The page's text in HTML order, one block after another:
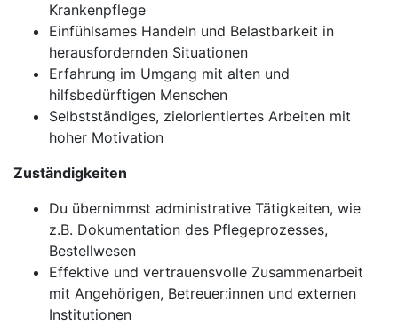
Krankenpflege
Einfühlsames Handeln und Belastbarkeit in
herausfordernden Situationen
Erfahrung im Umgang mit alten und
hilfsbedürftigen Menschen
Selbstständiges, zielorientiertes Arbeiten mit
hoher Motivation
Zuständigkeiten
Du übernimmst administrative Tätigkeiten, wie
z.B. Dokumentation des Pflegeprozesses,
Bestellwesen
Effektive und vertrauensvolle Zusammenarbeit
mit Angehörigen, Betreuer:innen und externen
Institutionen